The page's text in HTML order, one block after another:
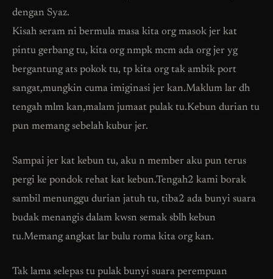
dengan Syaz.
Kisah seram ni bermula masa kita org masok jer kat
pintu gerbang tu, kita org nmpk mcm ada org jer yg
bergantung ats pokok tu, tp kita org tak ambik port
sangat,mungkin cuma imiginasi jer kan.Maklum lar dh
tengah mlm kan,malam jumaat pulak tu.Kebun durian tu
pun memang sebelah kubur jer.
Sampai jer kat kebun tu, aku n member aku pun terus
pergi ke pondok rehat kat kebun.Tengah2 kami borak
sambil menunggu durian jatuh tu, tiba2 ada bunyi suara
budak menangis dalam kwsn semak sblh kebun
tu.Memang angkat lar bulu roma kita org kan.
Tak lama selepas tu pulak bunyi suara perempuan